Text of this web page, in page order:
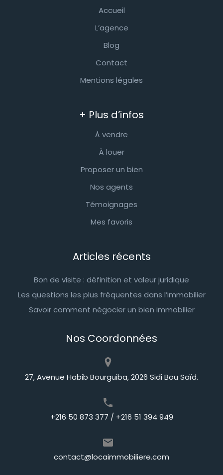
Accueil
L’agence
Blog
Contact
Mentions légales
+ Plus d’infos
À vendre
À louer
Proposer un bien
Nos agents
Témoignages
Mes favoris
Articles récents
Bon de visite : définition et valeur juridique
Les questions les plus fréquentes dans l’immobilier
Savoir comment négocier un bien immobilier
Nos Coordonnées
27, Avenue Habib Bourguiba, 2026 Sidi Bou Saïd.
+216 50 873 377 / +216 51 394 949
contact@locaimmobiliere.com